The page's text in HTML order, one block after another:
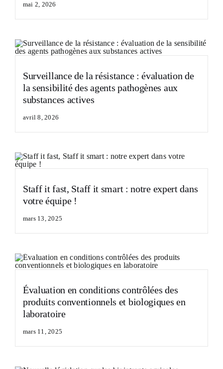
mai 2, 2026
Surveillance de la résistance : évaluation de
la sensibilité des agents pathogènes aux
substances actives
avril 8, 2026
Staff it fast, Staff it smart : notre expert dans
votre équipe !
mars 13, 2025
Évaluation en conditions contrôlées des
produits conventionnels et biologiques en
laboratoire
mars 11, 2025